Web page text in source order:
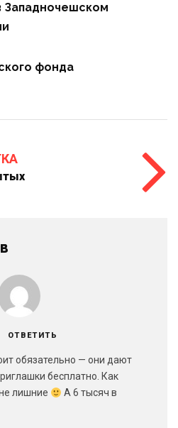
Западночешском
фонда
ОТВЕТИТЬ
обязательно — они дают
бесплатно. Как
лишние
А 6 тысяч в